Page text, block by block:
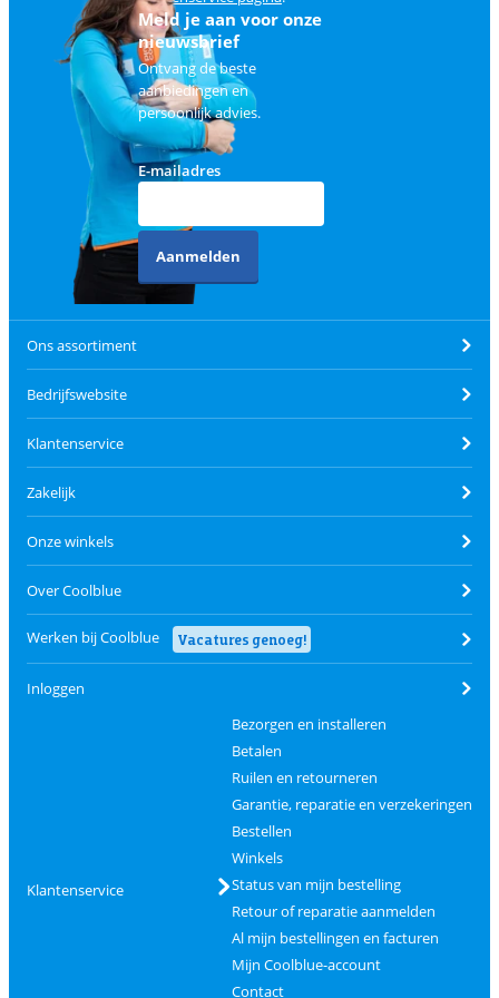
Meld je aan voor onze
nieuwsbrief
Ontvang de beste
aanbiedingen en
persoonlijk advies.
E-mailadres
Aanmelden
Ons assortiment
Bedrijfswebsite
Klantenservice
Zakelijk
Onze winkels
Over Coolblue
Werken bij Coolblue Vacatures genoeg!
Inloggen
Klantenservice
Bezorgen en installeren
Betalen
Ruilen en retourneren
Garantie, reparatie en verzekeringen
Bestellen
Winkels
Status van mijn bestelling
Retour of reparatie aanmelden
Al mijn bestellingen en facturen
Mijn Coolblue-account
Contact